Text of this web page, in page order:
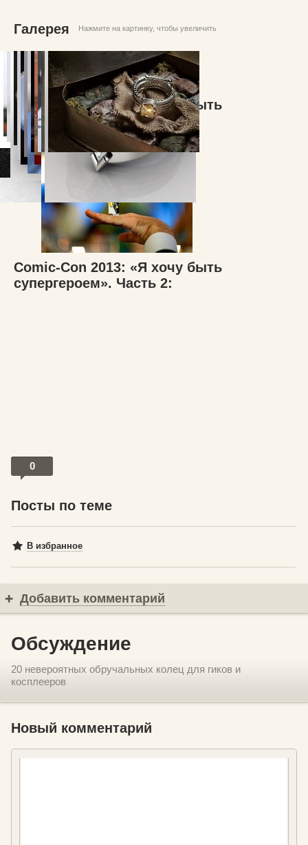
Галерея Нажмите на картинку, чтобы увеличить
Comic-Con 2013: «Я хочу быть
супергероем». Часть 1:
Comic-Con 2013: «Я хочу быть
супергероем». Часть 2:
0
Посты по теме
В избранное
Добавить комментарий
Обсуждение
20 невероятных обручальных колец для гиков и
косплееров
Новый комментарий